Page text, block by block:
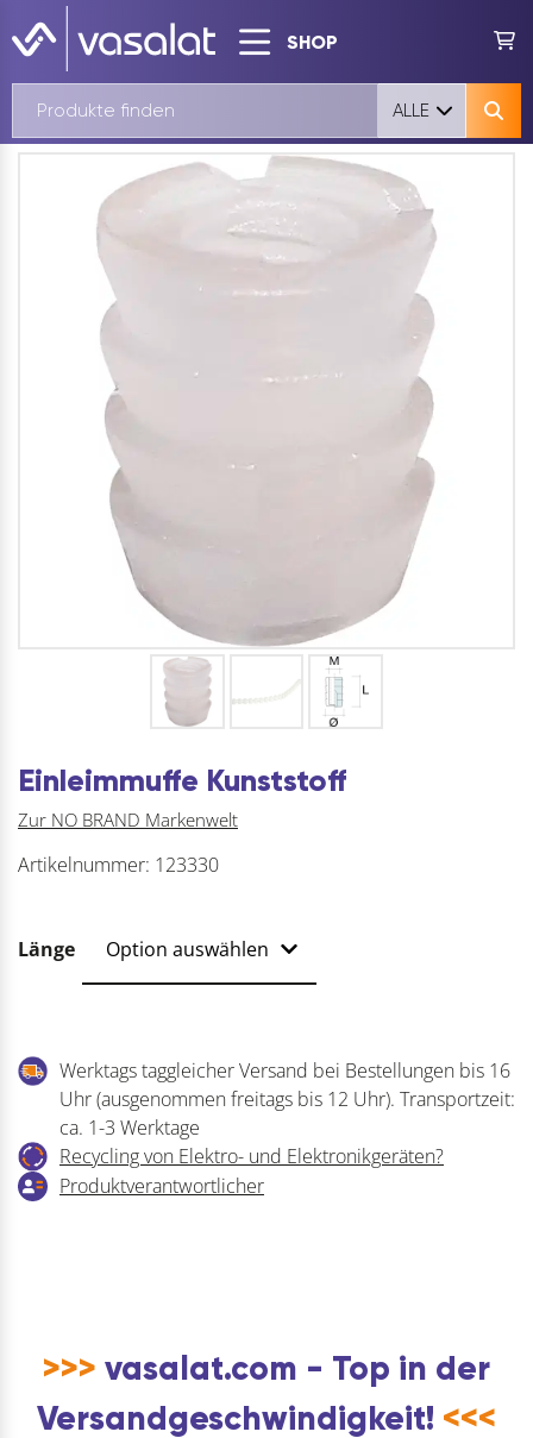
SHOP
ALLE
Einleimmuffe Kunststoff
Zur NO BRAND Markenwelt
Artikelnummer: 123330
Länge
Werktags taggleicher Versand bei Bestellungen bis 16
Uhr (ausgenommen freitags bis 12 Uhr). Transportzeit:
ca. 1-3 Werktage
Recycling von Elektro- und Elektronikgeräten?
Produktverantwortlicher
>>> vasalat.com - Top in der
Versandgeschwindigkeit! <<<